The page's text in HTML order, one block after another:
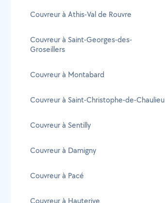
Couvreur à Athis-Val de Rouvre
Couvreur à Saint-Georges-des-
Groseillers
Couvreur à Montabard
Couvreur à Saint-Christophe-de-Chaulieu
Couvreur à Sentilly
Couvreur à Damigny
Couvreur à Pacé
Couvreur à Hauterive